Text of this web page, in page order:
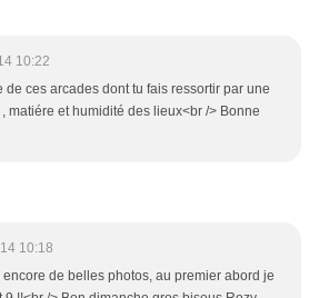
10:22
de ces arcades dont tu fais ressortir par une
matiére et humidité des lieux<br /> Bonne
10:18
encore de belles photos, au premier abord je